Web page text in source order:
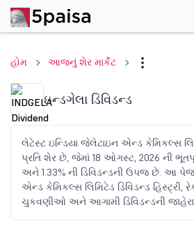
હોમ આજનું શેર માર્કેટ
ઇન્ડગેલા ડિવિડન્ડ
લેટેસ્ટ ઇન્ડિયા જેલેટાઇન એન્ડ કેમિકલ્સ
પ્રતિ શેર છે, જેમાં 18 ઓગસ્ટ, 2026 ની
અને 1.33% ની ડિવિડન્ડની ઉપજ છે. આ
એન્ડ કેમિકલ્સ લિમિટેડ ડિવિડન્ડ હિસ્ટ્રી,
ચુકવણીઓ અને આગામી ડિવિડન્ડની